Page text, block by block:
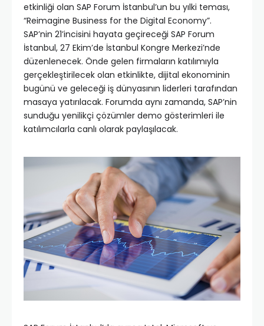
etkinliği olan SAP Forum İstanbul’un bu yılki teması,
“Reimagine Business for the Digital Economy”.
SAP’nin 21’incisini hayata geçireceği SAP Forum
İstanbul, 27 Ekim’de İstanbul Kongre Merkezi’nde
düzenlenecek. Önde gelen firmaların katılımıyla
gerçekleştirilecek olan etkinlikte, dijital ekonominin
bugünü ve geleceği iş dünyasının liderleri tarafından
masaya yatırılacak. Forumda aynı zamanda, SAP’nin
sunduğu yenilikçi çözümler demo gösterimleri ile
katılımcılarla canlı olarak paylaşılacak.